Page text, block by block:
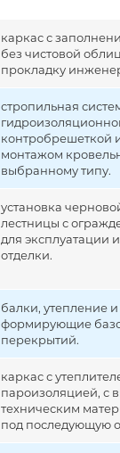
каркас с
без чистовой
прокладку
стропильная
контробрешеткой
монтажом
выбранному типу.
установка
лестницы с
для эксплуатации
отделки.
балки, утепление
формирующие
перекрытий.
каркас с
пароизоляцией, с
техническим
под последующую